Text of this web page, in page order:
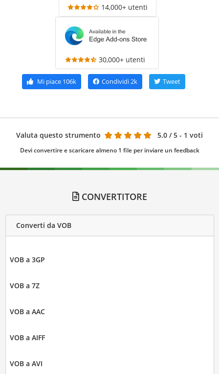
14,000+ utenti
30,000+ utenti
Mi piace 106k Condividi2k Tweet
Valuta questo strumento 5.0 / 5 - 1 voti
Devi convertire e scaricare almeno 1 file per inviare un feedback
CONVERTITORE
Converti da VOB
VOB a 3GP
VOB a 7Z
VOB a AAC
VOB a AIFF
VOB a AVI